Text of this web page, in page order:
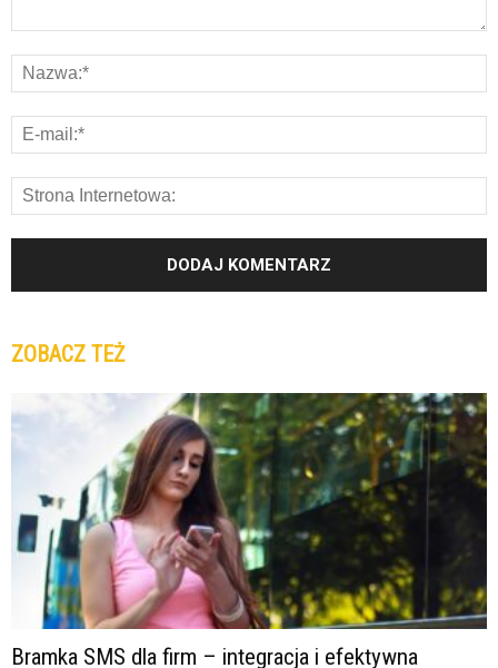
ZOBACZ TEŻ
Bramka SMS dla firm – integracja i efektywna